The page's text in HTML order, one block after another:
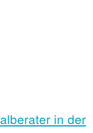
in der